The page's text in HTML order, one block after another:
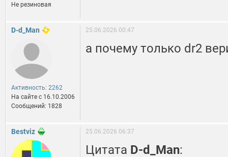
Не резиновая
D-d_Man
Активность: 2262
На сайте c 16.10.2006
Сообщений: 1828
25.06.2026 00:47
а почему только dr2
Bestviz 25.06.2026 06:37
Цитата D-d_Man: